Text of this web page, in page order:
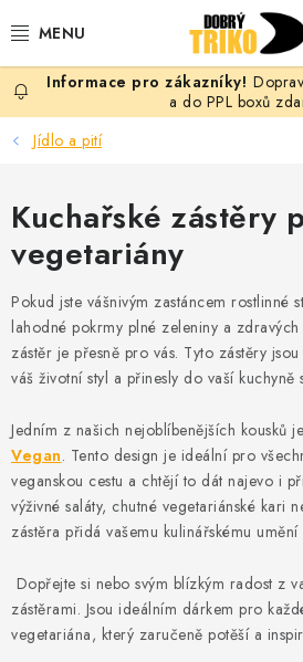
na
PRO ŽENY
PRO MUŽE
PRO DĚTI
DOPLŇKY
PRO PÁRY
VLASTNÍ MOTIV
TRIČKA
MIKINY
B2B
a do PPL boxů
Jídlo a pití
Kuchařské zástěry
vegetariány
Pokud jste vášnivým zastáncem rostlinné
lahodné pokrmy plné zeleniny a
zástěr je přesně pro vás. Tyto zástěry
váš životní styl a přinesly do vaší kuchyně
Jedním z našich nejoblíbenějších kousků
Vegan. Tento design je ideální pro
veganskou cestu a chtějí to dát najevo i
výživné saláty, chutné vegetariánské kari
zástěra přidá vašemu kulinářskému
Dopřejte si nebo svým blízkým radost z
zástěrami. Jsou ideálním dárkem pro
vegetariána, který zaručeně potěší a